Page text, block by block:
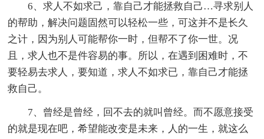
6、求人不如求己，靠自己才能拯救自己…寻求别人
的帮助，解决问题固然可以轻松一些，可这并不是长久
之计，因为别人可能帮你一时，但帮不了你一世。况
且，求人也不是件容易的事。所以，在遇到困难时，不
要轻易去求人，要知道，求人不如求已，靠自己才能拯
救自己。
7、曾经是曾经，回不去的就叫曾经。而不愿意接受
的就是现在吧，希望能改变是未来，人的一生，就这么